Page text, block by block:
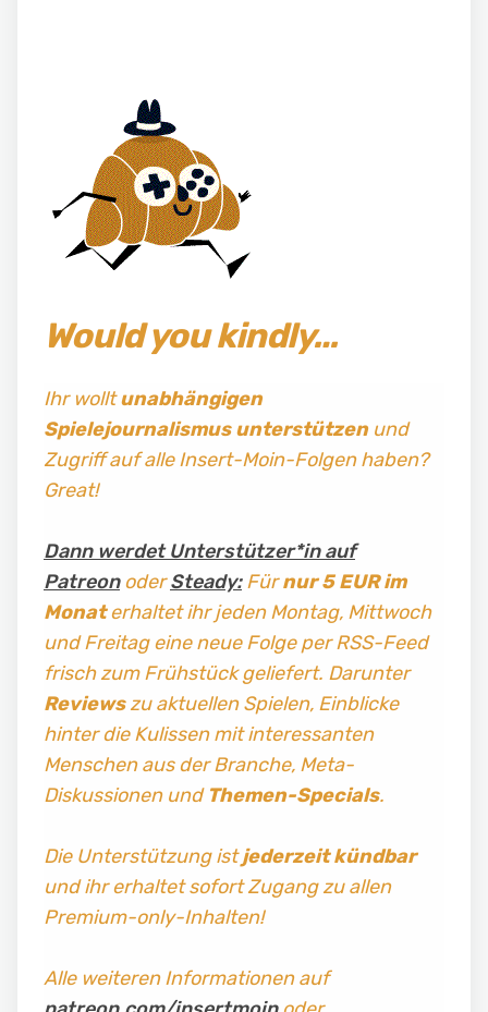
Would you kindly…
Ihr wolltunabhängigen
Spielejournalismus unterstützenund
Zugriff auf alle Insert-Moin-Folgen haben?
Great!
Dann werdet Unterstützer*in auf
PatreonoderSteady:Fürnur 5 EUR im
Monaterhaltet ihr jeden Montag, Mittwoch
und Freitag eine neue Folge per RSS-Feed
frisch zum Frühstück geliefert. Darunter
Reviewszu aktuellen Spielen, Einblicke
hinter die Kulissen mit interessanten
Menschen aus der Branche, Meta-
Diskussionen und Themen-Specials.
Die Unterstützung istjederzeit kündbar
und ihr erhaltet sofort Zugang zu allen
Premium-only-Inhalten!
Alle weiteren Informationen auf